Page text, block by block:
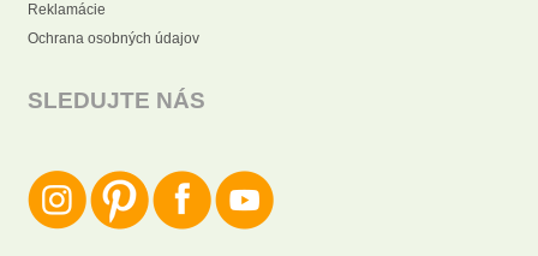
Reklamácie
Ochrana osobných údajov
SLEDUJTE NÁS